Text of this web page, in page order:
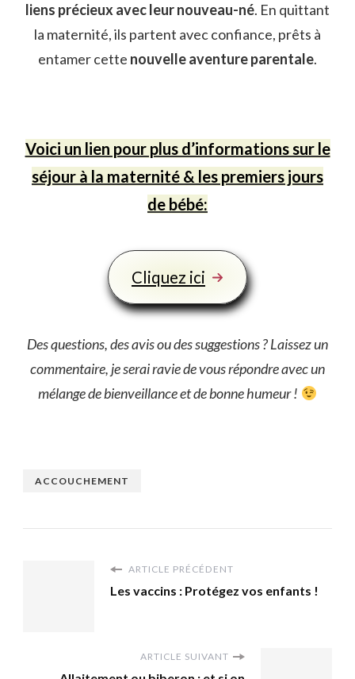
liens précieux avec leur nouveau-né. En quittant
la maternité, ils partent avec confiance, prêts à
entamer cette nouvelle aventure parentale.
Voici un lien pour plus d’informations sur le
séjour à la maternité & les premiers jours
de bébé:
Cliquez ici
Des questions, des avis ou des suggestions ? Laissez un
commentaire, je serai ravie de vous répondre avec un
mélange de bienveillance et de bonne humeur !
ACCOUCHEMENT
ARTICLE PRÉCÉDENT
Les vaccins : Protégez vos enfants !
ARTICLE SUIVANT